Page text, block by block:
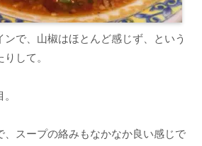
ンで、山椒はほとんど感じず、という
して。
、スープの絡みもなかなか良い感じで